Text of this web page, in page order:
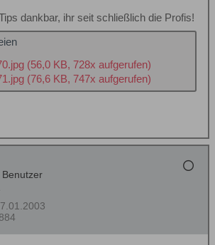
dankbar, ihr seit schließlich die Profis!
(56,0 KB, 728x aufgerufen)
(76,6 KB, 747x aufgerufen)